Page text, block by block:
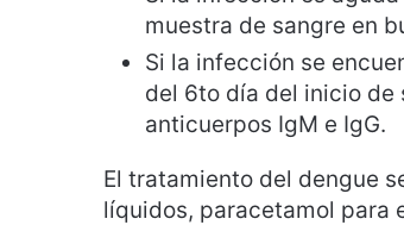
muestra de sangre en
Si la infección se
del 6to día del inicio de
anticuerpos IgM e IgG.
El tratamiento del dengue
líquidos, paracetamol para